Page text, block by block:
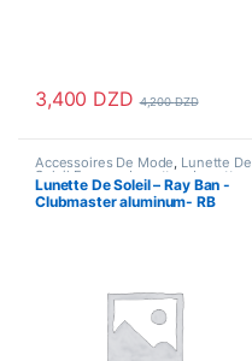
3,400 DZD 4,200DZD
Accessoires De Mode, Lunette De
Soleil Femme Lunettes Lunettes
De Soleil ,Lunettes De Soleil
Homme
Lunette De Soleil – Ray Ban -
Clubmaster aluminum- RB